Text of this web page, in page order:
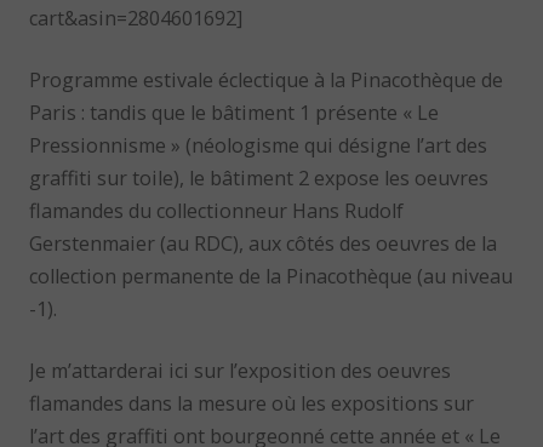
cart&asin=2804601692]
Programme estivale éclectique à la Pinacothèque de
Paris : tandis que le bâtiment 1 présente « Le
Pressionnisme » (néologisme qui désigne l’art des
graffiti sur toile), le bâtiment 2 expose les oeuvres
flamandes du collectionneur Hans Rudolf
Gerstenmaier (au RDC), aux côtés des oeuvres de la
collection permanente de la Pinacothèque (au niveau
-1).
Je m’attarderai ici sur l’exposition des oeuvres
flamandes dans la mesure où les expositions sur
l’art des graffiti ont bourgeonné cette année et « Le